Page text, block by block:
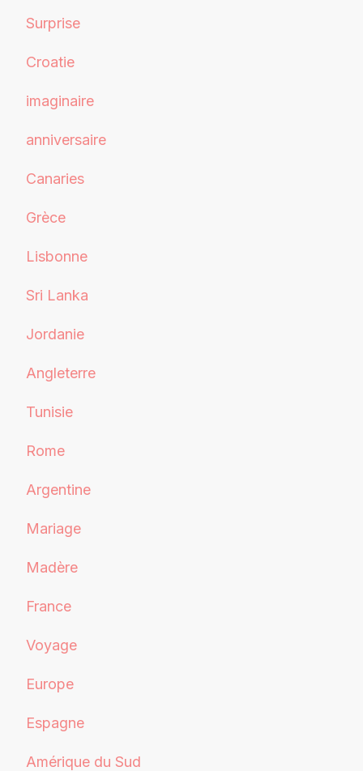
Surprise
Croatie
imaginaire
anniversaire
Canaries
Grèce
Lisbonne
Sri Lanka
Jordanie
Angleterre
Tunisie
Rome
Argentine
Mariage
Madère
France
Voyage
Europe
Espagne
Amérique du Sud